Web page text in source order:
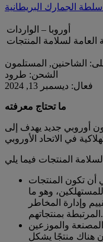
أوروبا – الواردات
العامة لسلامة المنتجات
الشاحنين, المستلمون
الشحن: طرود
فعال: ديسمبر 13, 2024
ما تحتاج معرفته
أوروبي جديد يهدف إلى
أن تكون المنتجات
وهو ما
وإدارة المخاطر
المرتبطة بمنتجاتهم.
والموزعين
هناك منتجًا يشكل